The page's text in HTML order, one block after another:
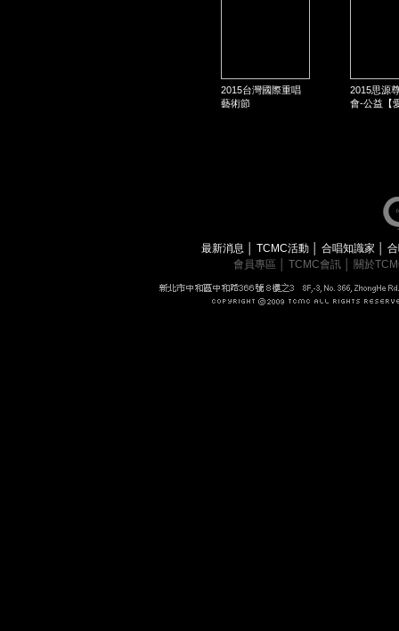
2015台灣國際重唱
藝術節
2015思源
會-公益【
最新消息 TCMC活動 合唱知識家
會員專區
TCMC會訊 關於